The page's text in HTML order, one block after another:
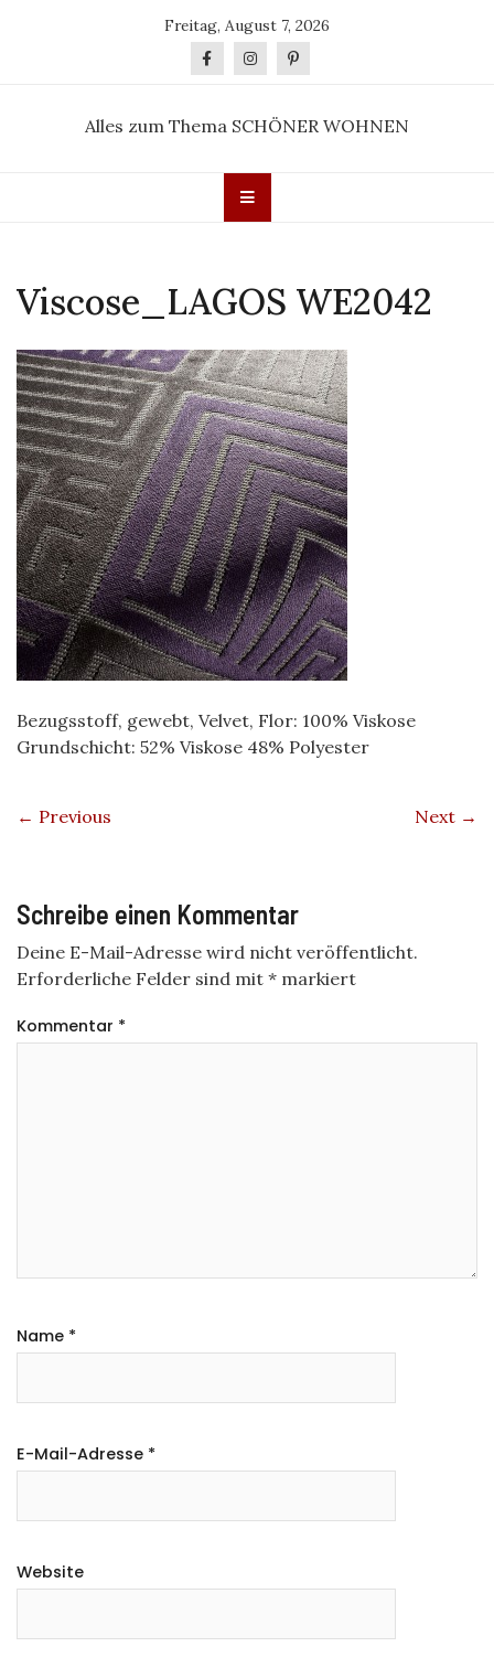
Freitag, August 7, 2026
Alles zum Thema SCHÖNER WOHNEN
Viscose_LAGOS WE2042
Bezugsstoff, gewebt, Velvet, Flor: 100% Viskose
Grundschicht: 52% Viskose 48% Polyester
← Previous Next →
Schreibe einen Kommentar
Deine E-Mail-Adresse wird nicht veröffentlicht.
Erforderliche Felder sind mit * markiert
Kommentar *
Name *
E-Mail-Adresse *
Website